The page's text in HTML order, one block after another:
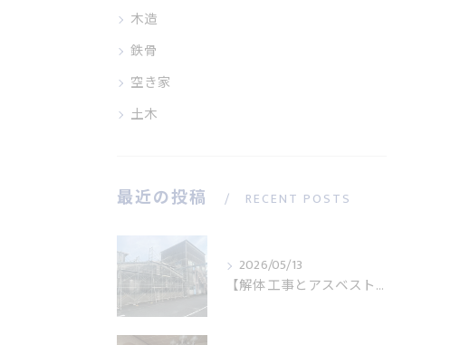
木造
鉄骨
空き家
土木
最近の投稿 RECENT POSTS
2026/05/13
【解体工事とアスベスト調査】大磯町で必要になるケースとは